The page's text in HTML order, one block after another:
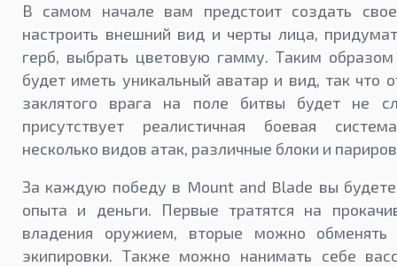
В самом начале вам предстоит создать
настроить внешний вид и черты лица,
герб, выбрать цветовую гамму. Таким
будет иметь уникальный аватар и вид, так что
заклятого врага на поле битвы будет не
присутствует реалистичная боевая
несколько видов атак, различные блоки и
За каждую победу в Mount and Blade вы будете
опыта и деньги. Первые тратятся на
владения оружием, вторые можно обменять
экипировки. Также можно нанимать себе